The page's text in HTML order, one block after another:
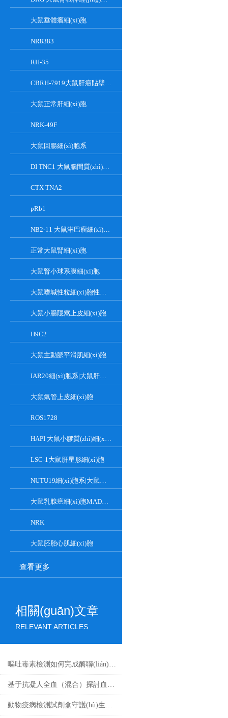
大鼠垂體瘤細(xì)胞
NR8383
RH-35
CBRH-7919大鼠肝癌貼壁細(xì)胞系
大鼠正常肝細(xì)胞
NRK-49F
大鼠回腸細(xì)胞系
DI TNC1 大鼠腦間質(zhì)細(xì)胞系
CTX TNA2
pRb1
NB2-11 大鼠淋巴瘤細(xì)胞系
正常大鼠腎細(xì)胞
大鼠腎小球系膜細(xì)胞
大鼠嗜堿性粒細(xì)胞性白血病細(xì)胞
大鼠小腸隱窩上皮細(xì)胞
H9C2
大鼠主動脈平滑肌細(xì)胞
IAR20細(xì)胞系|大鼠肝細(xì)胞
大鼠氣管上皮細(xì)胞
ROS1728
HAPI 大鼠小膠質(zhì)細(xì)胞系
LSC-1大鼠肝星形細(xì)胞
NUTU19細(xì)胞系|大鼠卵巢癌細(xì)胞
大鼠乳腺癌細(xì)胞MADB106
NRK
大鼠胚胎心肌細(xì)胞
查看更多
相關(guān)文章
RELEVANT ARTICLES
嘔吐毒素檢測如何完成酶聯(lián)免疫試驗
基于抗凝人全血（混合）探討血液流變學(xué)特性及其影響因素
動物疫病檢測試劑盒守護(hù)生命健康